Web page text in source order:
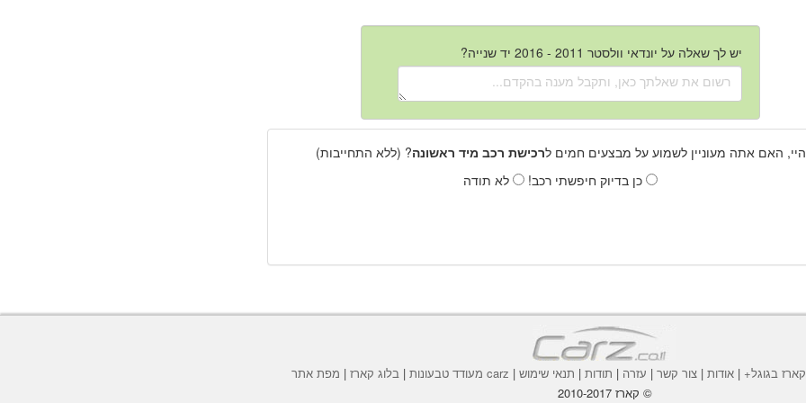
יש לך שאלה על יונדאי וולסטר 2011 - 2016 יד שנייה?
היי, האם אתה מעוניין לשמוע על מבצעים חמים לרכישת רכב מיד ראשונה? (ללא התחייבות)
כן בדיוק חיפשתי רכב!
לא תודה
קארז בגוגל+ | אודות | צור קשר | עזרה | תודות | תנאי שימוש | carz מעודד טבעונות | בלוג קארז | מפת אתר
© קארז 2010-2017